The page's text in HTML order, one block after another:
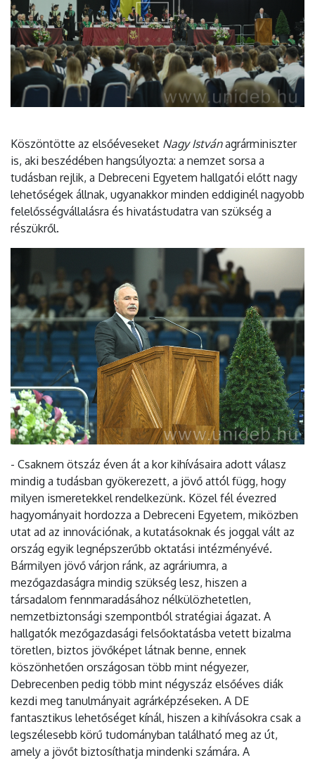
Köszöntötte az elsőéveseket Nagy Istvánagrárminiszter
is, aki beszédében hangsúlyozta: a nemzet sorsa a
tudásban rejlik, a Debreceni Egyetem hallgatói előtt nagy
lehetőségek állnak, ugyanakkor minden eddiginél nagyobb
felelősségvállalásra és hivatástudatra van szükség a
részükről.
- Csaknem ötszáz éven át a kor kihívásaira adott válasz
mindig a tudásban gyökerezett, a jövő attól függ, hogy
milyen ismeretekkel rendelkezünk. Közel fél évezred
hagyományait hordozza a Debreceni Egyetem, miközben
utat ad az innovációnak, a kutatásoknak és joggal vált az
ország egyik legnépszerűbb oktatási intézményévé.
Bármilyen jövő várjon ránk, az agráriumra, a
mezőgazdaságra mindig szükség lesz, hiszen a
társadalom fennmaradásához nélkülözhetetlen,
nemzetbiztonsági szempontból stratégiai ágazat. A
hallgatók mezőgazdasági felsőoktatásba vetett bizalma
töretlen, biztos jövőképet látnak benne, ennek
köszönhetően országosan több mint négyezer,
Debrecenben pedig több mint négyszáz elsőéves diák
kezdi meg tanulmányait agrárképzéseken. A DE
fantasztikus lehetőséget kínál, hiszen a kihívásokra csak a
legszélesebb körű tudományban található meg az út,
amely a jövőt biztosíthatja mindenki számára. A